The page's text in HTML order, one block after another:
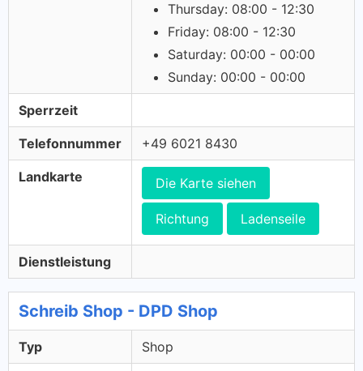
Thursday: 08:00 - 12:30
Friday: 08:00 - 12:30
Saturday: 00:00 - 00:00
Sunday: 00:00 - 00:00
Sperrzeit
Telefonnummer +49 6021 8430
Landkarte Die Karte siehen
Richtung Ladenseile
Dienstleistung
Schreib Shop - DPD Shop
Typ Shop